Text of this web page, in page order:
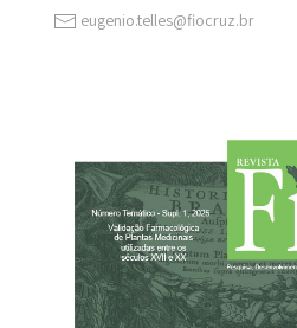
eugenio.telles@fiocruz.br